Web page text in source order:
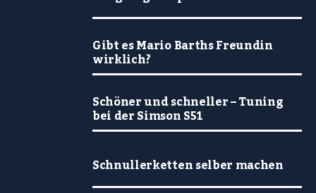
Gibt es Mario Barths Freundin
wirklich?
Schöner und schneller – Tuning
bei der Simson S51
Schnullerketten selber machen